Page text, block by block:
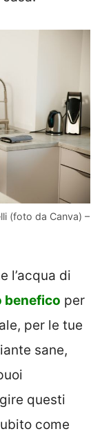
(foto da Canva) –
l’acqua di
benefico per
per le tue
sane,
questi
come